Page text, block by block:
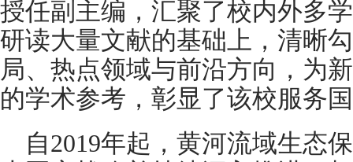
授任副主编，汇聚了校内外多
研读大量文献的基础上，清晰
局、热点领域与前沿方向，为
的学术参考，彰显了该校服务
自2019年起，黄河流域生态